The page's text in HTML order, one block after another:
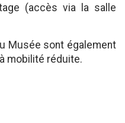
(accès via la salle
Musée sont également
mobilité réduite.